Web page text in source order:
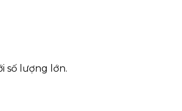
số lượng lớn.